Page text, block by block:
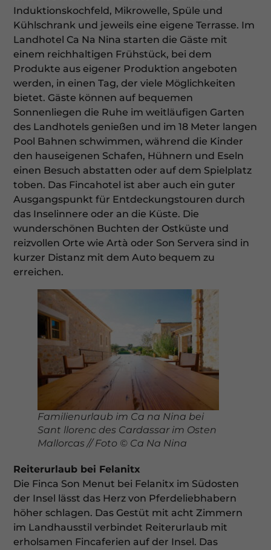
Induktionskochfeld, Mikrowelle, Spüle und
Kühlschrank und jeweils eine eigene Terrasse. Im
Landhotel Ca Na Nina starten die Gäste mit
einem reichhaltigen Frühstück, bei dem
Produkte aus eigener Produktion angeboten
werden, in einen Tag, der viele Möglichkeiten
bietet. Gäste können auf bequemen
Sonnenliegen die Ruhe im weitläufigen Garten
des Landhotels genießen und im 18 Meter langen
Pool Bahnen schwimmen, während die Kinder
den hauseigenen Schafen, Hühnern und Eseln
einen Besuch abstatten oder auf dem Spielplatz
toben. Das Fincahotel ist aber auch ein guter
Ausgangspunkt für Entdeckungstouren durch
das Inselinnere oder an die Küste. Die
wunderschönen Buchten der Ostküste und
reizvollen Orte wie Artà oder Son Servera sind in
kurzer Distanz mit dem Auto bequem zu
erreichen.
Familienurlaub im Ca na Nina bei
Sant llorenc des Cardassar im Osten
Mallorcas // Foto © Ca Na Nina
Reiterurlaub bei Felanitx
Die Finca Son Menut bei Felanitx im Südosten
der Insel lässt das Herz von Pferdeliebhabern
höher schlagen. Das Gestüt mit acht Zimmern
im Landhausstil verbindet Reiterurlaub mit
erholsamen Fincaferien auf der Insel. Das
Zurück
Datenschutzeinstellungen
Essenziell (1)
Essenzielle Cookies ermöglichen grundlegende Funktionen und
sind für die einwandfreie Funktion der Website erforderlich.
Cookie-Informationen anzeigen
Externe Medien (7)
Inhalte von Videoplattformen und Social-Media-Plattformen
werden standardmäßig blockiert. Wenn Cookies von externen
Medien akzeptiert werden, bedarf der Zugriff auf diese Inhalte
keiner manuellen Einwilligung mehr.
Cookie-Informationen anzeigen
Datenschutzerklärung Impressum